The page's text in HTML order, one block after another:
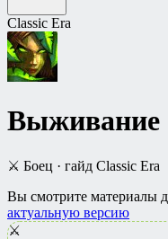
Classic Era
Выживание
⚔️ Боец · гайд Classic Era
Вы смотрите материалы
актуальную версию
⚔️